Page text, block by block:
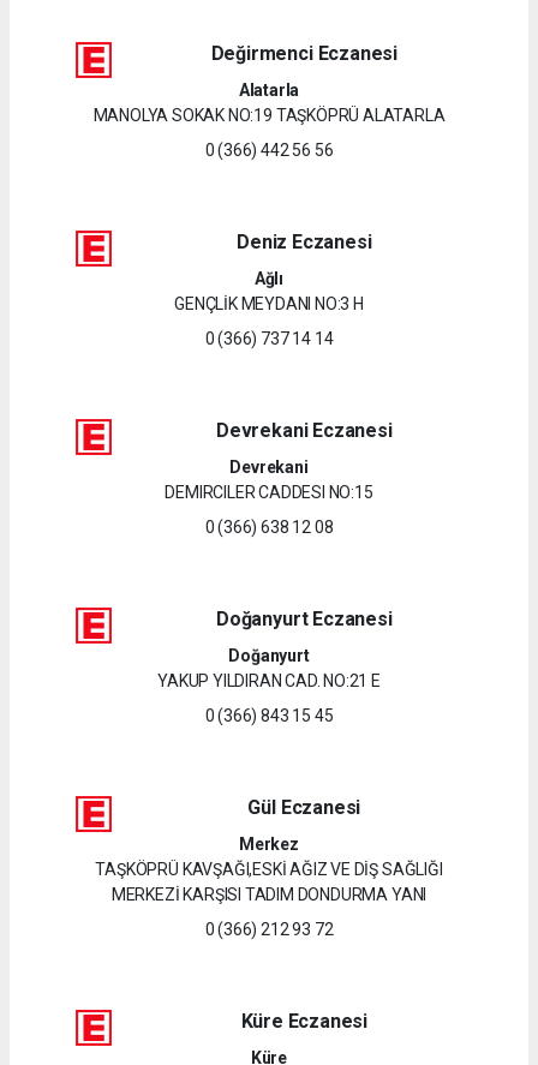
Değirmenci Eczanesi
Alatarla
MANOLYA SOKAK NO:19 TAŞKÖPRÜ ALATARLA
0 (366) 442 56 56
Deniz Eczanesi
Ağlı
GENÇLİK MEYDANI NO:3 H
0 (366) 737 14 14
Devrekani Eczanesi
Devrekani
DEMIRCILER CADDESI NO:15
0 (366) 638 12 08
Doğanyurt Eczanesi
Doğanyurt
YAKUP YILDIRAN CAD. NO:21 E
0 (366) 843 15 45
Gül Eczanesi
Merkez
TAŞKÖPRÜ KAVŞAĞI,ESKİ AĞIZ VE DİŞ SAĞLIĞI
MERKEZİ KARŞISI TADIM DONDURMA YANI
0 (366) 212 93 72
Küre Eczanesi
Küre